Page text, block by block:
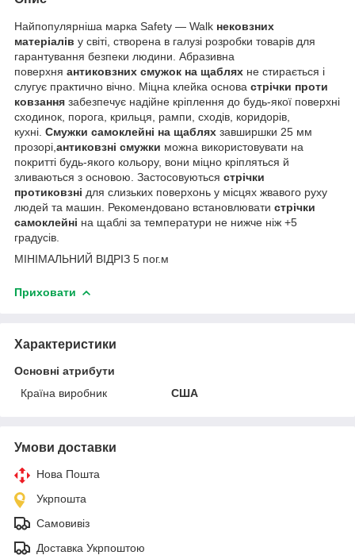
Найпопулярніша марка Safety — Walk нековзних
матеріалів у світі, створена в галузі розробки товарів для
гарантування безпеки людини. Абразивна
поверхня антиковзних смужок на щаблях не стирається і
слугує практично вічно. Міцна клейка основа стрічки проти
ковзання забезпечує надійне кріплення до будь-якої поверхні
сходинок, порога, крильця, рампи, сходів, коридорів,
кухні. Смужки самоклейні на щаблях завширшки 25 мм
прозорі, антиковзні смужки можна використовувати на
покритті будь-якого кольору, вони міцно кріпляться й
зливаються з основою. Застосовуються стрічки
протиковзні для слизьких поверхонь у місцях жвавого руху
людей та машин. Рекомендовано встановлювати стрічки
самоклейні на щаблі за температури не нижче ніж +5
градусів.
МІНІМАЛЬНИЙ ВІДРІЗ 5 пог.м
Приховати
Характеристики
Основні атрибути
Країна виробник
США
Умови доставки
Нова Пошта
Укрпошта
Самовивіз
Доставка Укрпоштою